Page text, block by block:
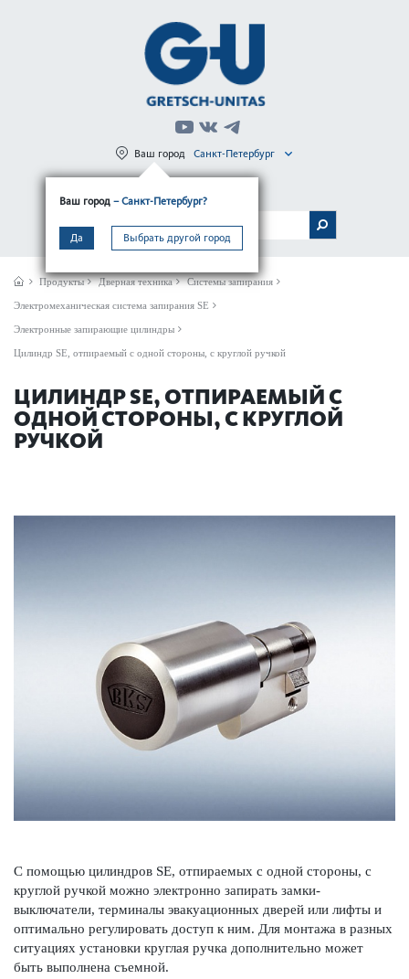
Ваш город – Санкт-Петербург?
Да Выбрать другой город
Ваш город Санкт-Петербург
МЕНЮ
Продукты Дверная техника Системы запирания
Электромеханическая система запирания SE
Электронные запирающие цилиндры
Цилиндр SE, отпираемый с одной стороны, с круглой ручкой
ЦИЛИНДР SE, ОТПИРАЕМЫЙ С
ОДНОЙ СТОРОНЫ, С КРУГЛОЙ
РУЧКОЙ
С помощью цилиндров SE, отпираемых с одной стороны, с
круглой ручкой можно электронно запирать замки-
выключатели, терминалы эвакуацио­нных дверей или лифты и
оптимально регулировать доступ к ним. Для монтажа в разных
ситуациях установки круглая ручка дополнительно может
быть вып­олнена съемной.